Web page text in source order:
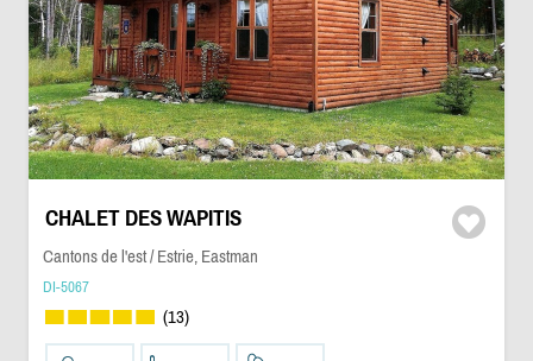
CHALET DES WAPITIS
Cantons de l'est / Estrie, Eastman
DI-5067
(13)